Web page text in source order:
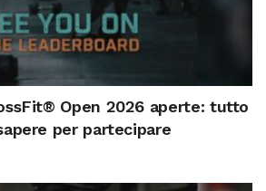
Open 2026 aperte: tutto
per partecipare